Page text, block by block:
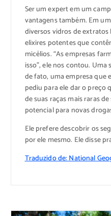
Ser um expert em um
vantagens também. Em
diversos vidros de
elixires potentes que
micélios. “As empresas
isso”, ele nos contou. Uma
de fato, uma empresa que
pediu para ele dar o preço
de suas raças mais raras
potencial para novas
Ele prefere descobrir os
por ele mesmo. Ele disse
Traduzido de: National